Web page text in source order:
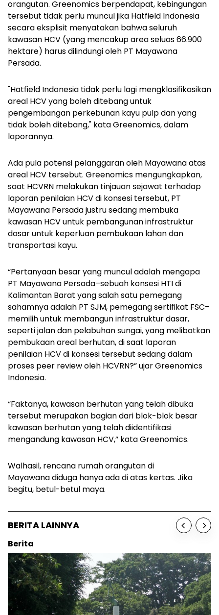
orangutan. Greenomics berpendapat, kebingungan
tersebut tidak perlu muncul jika Hatfield Indonesia
secara eksplisit menyatakan bahwa seluruh
kawasan HCV (yang mencakup area seluas 66.900
hektare) harus dilindungi oleh PT Mayawana
Persada.
"Hatfield Indonesia tidak perlu lagi mengklasifikasikan
areal HCV yang boleh ditebang untuk
pengembangan perkebunan kayu pulpdan yang
tidak boleh ditebang," kata Greenomics, dalam
laporannya.
Ada pula potensi pelanggaran oleh Mayawana atas
areal HCV tersebut. Greenomics mengungkapkan,
saat HCVRN melakukan tinjauan sejawat terhadap
laporan penilaian HCV di konsesi tersebut, PT
Mayawana Persada justru sedang membuka
kawasan HCV untuk pembangunan infrastruktur
dasar untuk keperluan pembukaan lahan dan
transportasi kayu.
“Pertanyaan besar yang muncul adalah mengapa
PT Mayawana Persada–sebuah konsesi HTI di
Kalimantan Barat yang salah satu pemegang
sahamnya adalah PT SJM, pemegang sertifikat FSC–
memilih untuk membangun infrastruktur dasar,
seperti jalan dan pelabuhan sungai, yang melibatkan
pembukaan areal berhutan, di saat laporan
penilaian HCV di konsesi tersebut sedang dalam
proses peer reviewoleh HCVRN?” ujar Greenomics
Indonesia.
“Faktanya, kawasan berhutan yang telah dibuka
tersebut merupakan bagian dari blok-blok besar
kawasan berhutan yang telah diidentifikasi
mengandung kawasan HCV,” kata Greenomics.
Walhasil, rencana rumah orangutan di
Mayawana diduga hanya ada di atas kertas. Jika
begitu, betul-betul maya.
BERITA LAINNYA
Berita